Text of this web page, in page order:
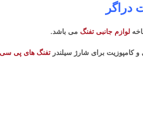
دراگر
لوازم جانبی تفنگ می باشد.
کامپوزیت برای شارژ سیلندر تفنگ های پی